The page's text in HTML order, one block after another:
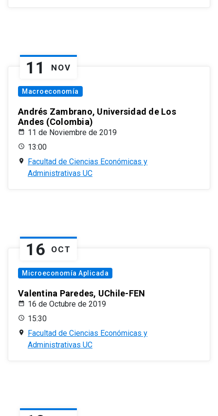
11 NOV
Macroeconomía
Andrés Zambrano, Universidad de Los
Andes (Colombia)
11 de Noviembre de 2019
13:00
Facultad de Ciencias Económicas y
Administrativas UC
16 OCT
Microeconomía Aplicada
Valentina Paredes, UChile-FEN
16 de Octubre de 2019
15:30
Facultad de Ciencias Económicas y
Administrativas UC